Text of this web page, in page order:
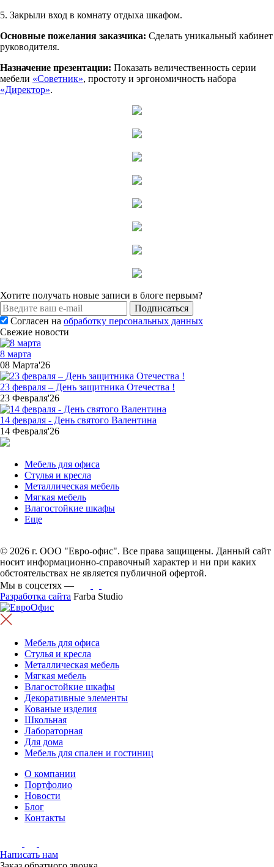
5. Закрыли вход в комнату отдыха шкафом.
Основные пожелания заказчика: Сделать уникальный кабинет
руководителя.
Назначение презентации: Показать величественность серии
мебели «Советник», простоту и эргономичность набора
«Директор».
Хотите получать новые записи в блоге первым?
Подписаться
Согласен на обработку персональных данных
Свежие новости
8 марта
08 Марта'26
23 февраля – День защитника Отечества !
23 Февраля'26
14 февраля - День святого Валентина
14 Февраля'26
Мебель для офиса
Стулья и кресла
Металлическая мебель
Мягкая мебель
Влагостойкие шкафы
Еще
© 2026 г. ООО "Евро-офис". Все права защищены. Данный сайт
носит информационно-справочный характер и ни при каких
обстоятельствах не является публичной офертой.
Мы в соцсетях —
Разработка сайта Farba Studio
Мебель для офиса
Стулья и кресла
Металлическая мебель
Мягкая мебель
Влагостойкие шкафы
Декоративные элементы
Кованые изделия
Школьная
Лабораторная
Для дома
Мебель для спален и гостиниц
О компании
Портфолио
Новости
Блог
Контакты
Написать нам